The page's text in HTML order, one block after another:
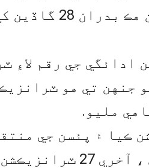
ويو ، جتي فني سببن جي ڪري هن
ادائگي جي رقم لاءِ
جنهن تي هو
مليو.
28 ٽرانزيڪشن ڪيا ۽ پئسن جي
پيغام مليو ، پر ساڳي وقت تي ،